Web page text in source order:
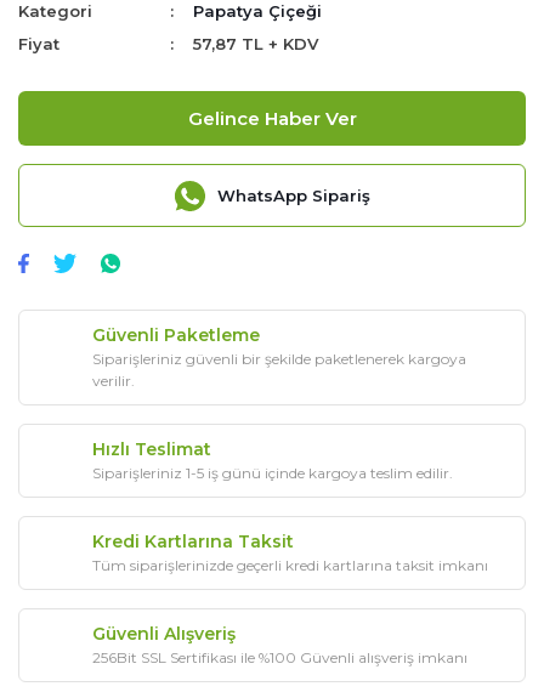
Kategori
Papatya Çiçeği
Fiyat
57,87 TL + KDV
Gelince Haber Ver
WhatsApp Sipariş
Güvenli Paketleme
Siparişleriniz güvenli bir şekilde paketlenerek kargoya
verilir.
Hızlı Teslimat
Siparişleriniz 1-5 iş günü içinde kargoya teslim edilir.
Kredi Kartlarına Taksit
Tüm siparişlerinizde geçerli kredi kartlarına taksit imkanı
Güvenli Alışveriş
256Bit SSL Sertifikası ile %100 Güvenli alışveriş imkanı